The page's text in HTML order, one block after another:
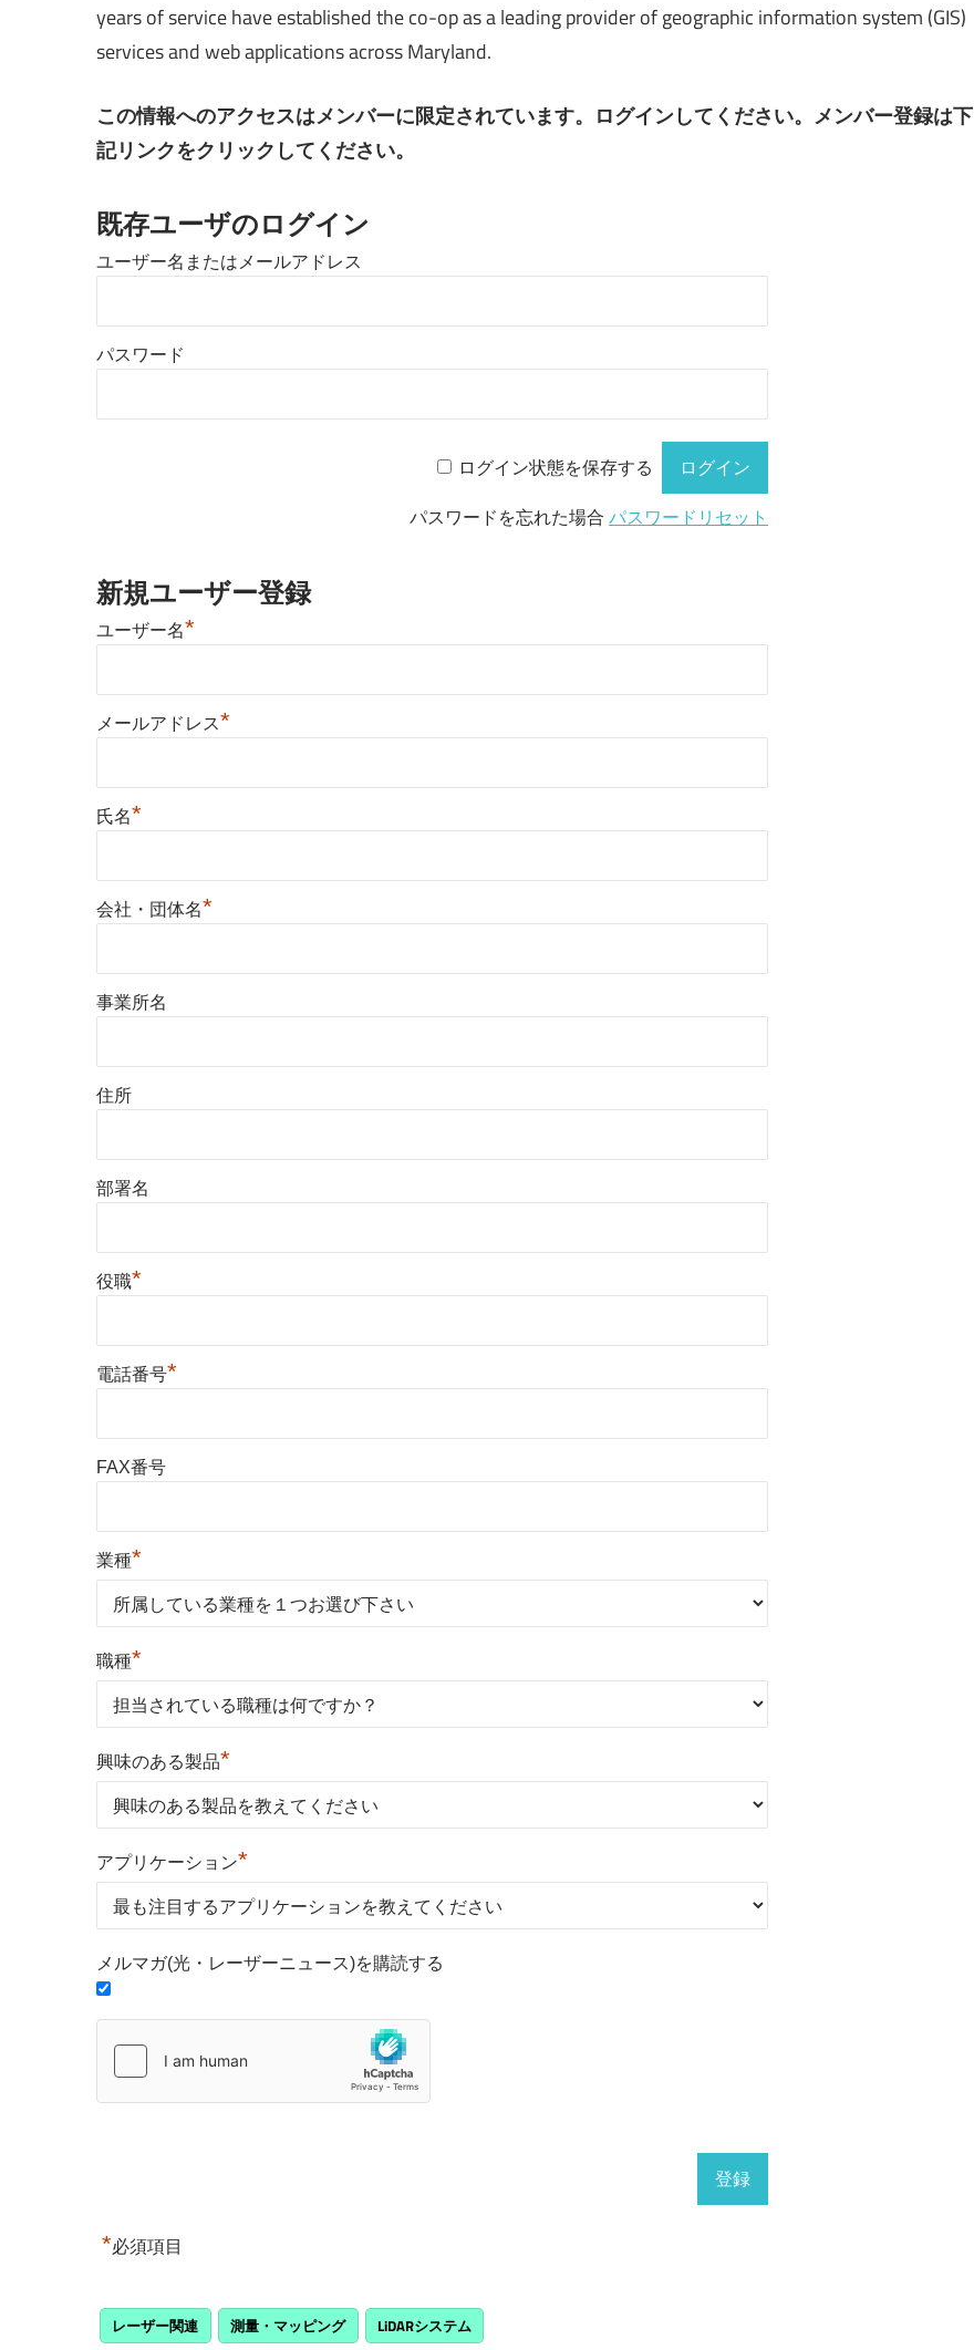
years of service have established the co-op as a leading provider of geographic information system (GIS)
services and web applications across Maryland.
この情報へのアクセスはメンバーに限定されています。ログインしてください。メンバー登録は下
記リンクをクリックしてください。
既存ユーザのログイン
ユーザー名またはメールアドレス
パスワード
ログイン状態を保存する
パスワードを忘れた場合パスワードリセット
新規ユーザー登録
ユーザー名*
メールアドレス*
氏名*
会社・団体名*
事業所名
住所
部署名
役職*
電話番号*
FAX番号
業種*
職種*
興味のある製品*
アプリケーション*
メルマガ(光・レーザーニュース)を購読する
*必須項目
レーザー関連 測量・マッピング LiDARシステム